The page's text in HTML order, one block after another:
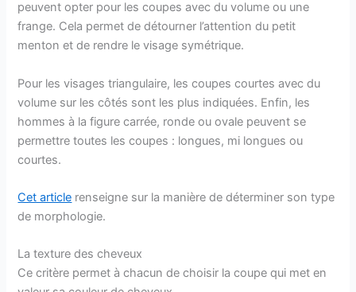
peuvent opter pour les coupes avec du volume ou une
frange. Cela permet de détourner l’attention du petit
menton et de rendre le visage symétrique.
Pour les visages triangulaire, les coupes courtes avec du
volume sur les côtés sont les plus indiquées. Enfin, les
hommes à la figure carrée, ronde ou ovale peuvent se
permettre toutes les coupes : longues, mi longues ou
courtes.
Cet article renseigne sur la manière de déterminer son type
de morphologie.
La texture des cheveux
Ce critère permet à chacun de choisir la coupe qui met en